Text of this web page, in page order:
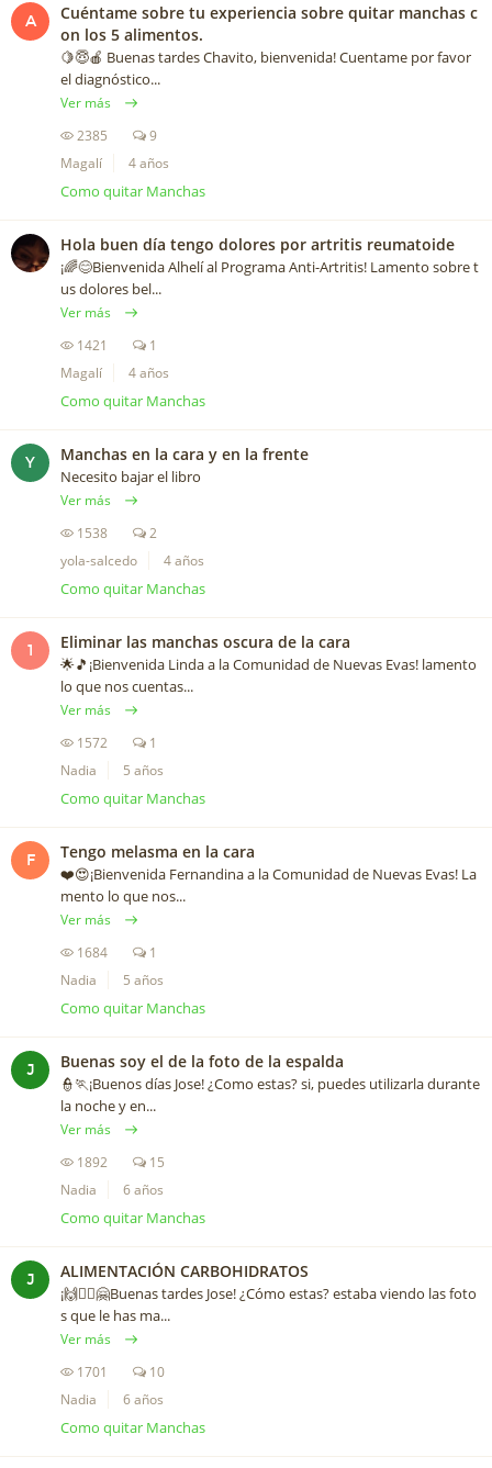
A
Cuéntame sobre tu experiencia sobre quitar manchas c
on los 5 alimentos.
🍋😇🍎 Buenas tardes Chavito, bienvenida! Cuentame por favor
el diagnóstico...
Ver más
2385
9
Magalí
4 años
Como quitar Manchas
Hola buen día tengo dolores por artritis reumatoide
¡🌈😊Bienvenida Alhelí al Programa Anti-Artritis! Lamento sobre t
us dolores bel...
Ver más
1421
1
Magalí
4 años
Como quitar Manchas
Y Manchas en la cara y en la frente
Necesito bajar el libro
Ver más
1538
2
yola-salcedo
4 años
Como quitar Manchas
1 Eliminar las manchas oscura de la cara
🌟🎵¡Bienvenida Linda a la Comunidad de Nuevas Evas! lamento
lo que nos cuentas...
Ver más
1572
1
Nadia
5 años
Como quitar Manchas
F Tengo melasma en la cara
❤️️😍¡Bienvenida Fernandina a la Comunidad de Nuevas Evas! La
mento lo que nos...
Ver más
1684
1
Nadia
5 años
Como quitar Manchas
J Buenas soy el de la foto de la espalda
👮🏃¡Buenos días Jose! ¿Como estas? si, puedes utilizarla durante
la noche y en...
Ver más
1892
15
Nadia
6 años
Como quitar Manchas
J ALIMENTACIÓN CARBOHIDRATOS
¡🙌🙋‍♂️🤗Buenas tardes Jose! ¿Cómo estas? estaba viendo las foto
s que le has ma...
Ver más
1701
10
Nadia
6 años
Como quitar Manchas